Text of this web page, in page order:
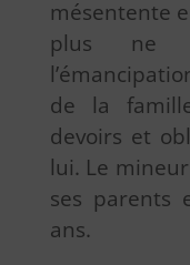
mésentente
plus ne
de la
devoirs et
lui. Le
ses parents
ans.